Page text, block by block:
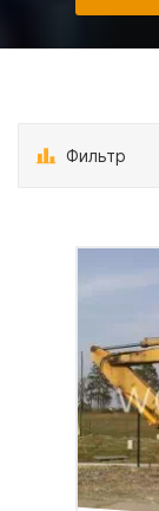
Фильтр